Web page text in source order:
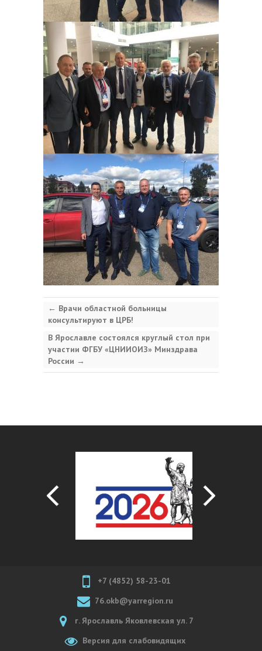
← Врачи областной больницы
консультируют в ЦРБ!
В Ярославле состоялся круглый стол при
участии ФГБУ «ЦНИИОИЗ» Минздрава
России →
+7 (4852) 58-23-01
76.okb@yarregion.ru
г. Ярославль Яковлевская ул. 7
Версия для слабовидящих